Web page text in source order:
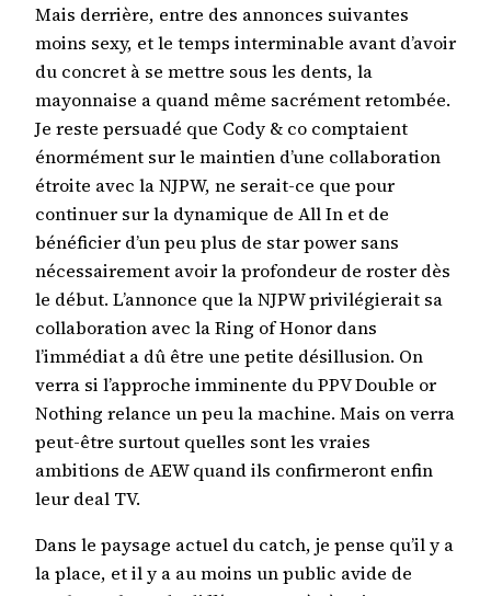
Mais derrière, entre des annonces suivantes
moins sexy, et le temps interminable avant d’avoir
du concret à se mettre sous les dents, la
mayonnaise a quand même sacrément retombée.
Je reste persuadé que Cody & co comptaient
énormément sur le maintien d’une collaboration
étroite avec la NJPW, ne serait-ce que pour
continuer sur la dynamique de All In et de
bénéficier d’un peu plus de star power sans
nécessairement avoir la profondeur de roster dès
le début. L’annonce que la NJPW privilégierait sa
collaboration avec la Ring of Honor dans
l’immédiat a dû être une petite désillusion. On
verra si l’approche imminente du PPV Double or
Nothing relance un peu la machine. Mais on verra
peut-être surtout quelles sont les vraies
ambitions de AEW quand ils confirmeront enfin
leur deal TV.
Dans le paysage actuel du catch, je pense qu’il y a
la place, et il y a au moins un public avide de